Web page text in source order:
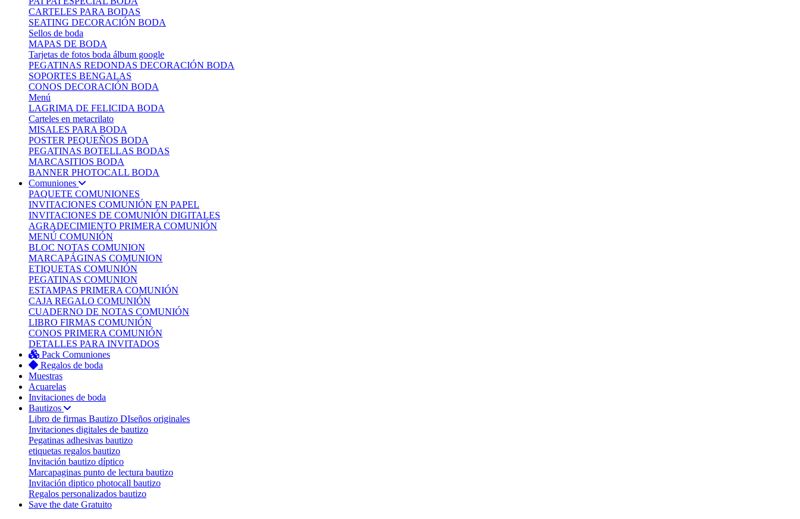
CARTELES PARA BODAS
SEATING DECORACIÓN BODA
Sellos de boda
MAPAS DE BODA
Tarjetas de fotos boda álbum google
PEGATINAS REDONDAS DECORACIÓN BODA
SOPORTES BENGALAS
CONOS DECORACIÓN BODA
Menú
LAGRIMA DE FELICIDA BODA
Carteles en metacrilato
MISALES PARA BODA
POSTER PEQUEÑOS BODA
PEGATINAS BOTELLAS BODAS
MARCASITIOS BODA
BANNER PHOTOCALL BODA
Comuniones
PAQUETE COMUNIONES
INVITACIONES COMUNIÓN EN PAPEL
INVITACIONES DE COMUNIÓN DIGITALES
AGRADECIMIENTO PRIMERA COMUNIÓN
MENÚ COMUNIÓN
BLOC NOTAS COMUNION
MARCAPÁGINAS COMUNION
ETIQUETAS COMUNIÓN
PEGATINAS COMUNION
ESTAMPAS PRIMERA COMUNIÓN
CAJA REGALO COMUNIÓN
CUADERNO DE NOTAS COMUNIÓN
LIBRO FIRMAS COMUNIÓN
CONOS PRIMERA COMUNIÓN
DETALLES PARA INVITADOS
Pack Comuniones
Regalos de boda
Muestras
Acuarelas
Invitaciones de boda
Bautizos
Libro de firmas Bautizo DIseños originales
Invitaciones digitales de bautizo
Pegatinas adhesivas bautizo
etiquetas regalos bautizo
Invitación bautizo díptico
Marcapaginas punto de lectura bautizo
Invitación diptico photocall bautizo
Regalos personalizados bautizo
Save the date Gratuito